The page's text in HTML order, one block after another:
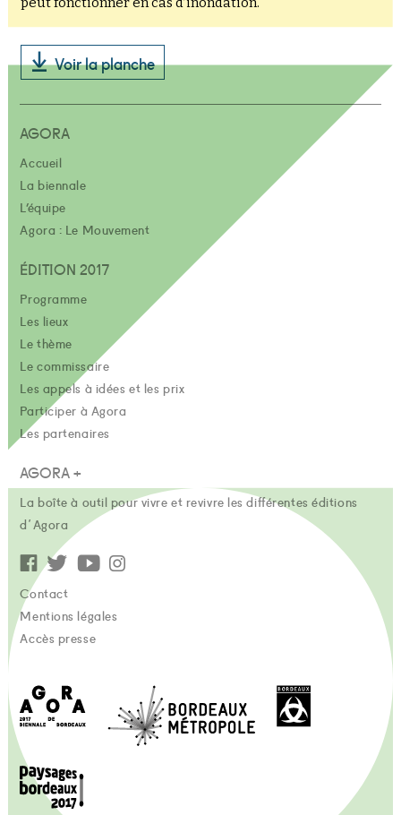
Voir la planche
AGORA
Accueil
La biennale
L’équipe
Agora : Le Mouvement
ÉDITION 2017
Programme
Les lieux
Le thème
Le commissaire
Les appels à idées et les prix
Participer à Agora
Les partenaires
AGORA +
La boîte à outil pour vivre et revivre les différentes éditions
d'Agora
Contact
Mentions légales
Accès presse